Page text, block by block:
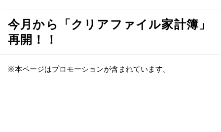
今月から「クリアファイル家計簿」
再開！！
※本ページはプロモーションが含まれています。